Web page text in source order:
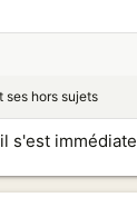
ses hors sujets
s'est